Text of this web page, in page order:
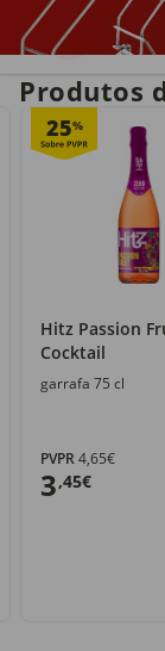
Entrega
no
Produtos
25%
Hitz Passion
Cocktail
garrafa 75 cl
PVPR4,65€
3,45€